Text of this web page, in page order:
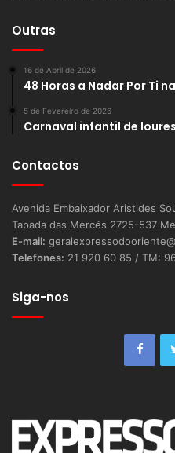
Outras
16 de Abril de 2026
48 Horas a Nadar Por Ti
5 de Fevereiro de 2026
Carnaval infantil de loures
Contactos
Avenida Embaixador Aristides
Tapada das Mercês 2725-537
E-mail:
Telefones: 21 920 60 85 / TM:
Siga-nos